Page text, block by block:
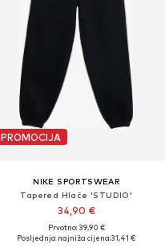
PROMOCIJA
NIKE SPORTSWEAR
Tapered Hlače 'STUDIO'
34,90 €
Prvotno: 39,90 €
Posljednja najniža cijena:31,41 €